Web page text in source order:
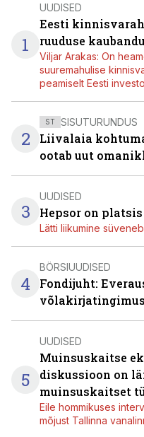
1
UUDISED
Eesti
ruuduse
Viljar Arakas: On
suuremahulise
peamiselt Eesti
2
ST SISUTURUNDUS
Liivalaia
ootab uut
3
UUDISED
Hepsor on
Lätti liikumine süveneb
4
BÖRSIUUDISED
Fondijuht:
5
UUDISED
Muinsuskaitse
diskussioon on
muinsuskaitset
Eile hommikuses
mõjust Tallinna